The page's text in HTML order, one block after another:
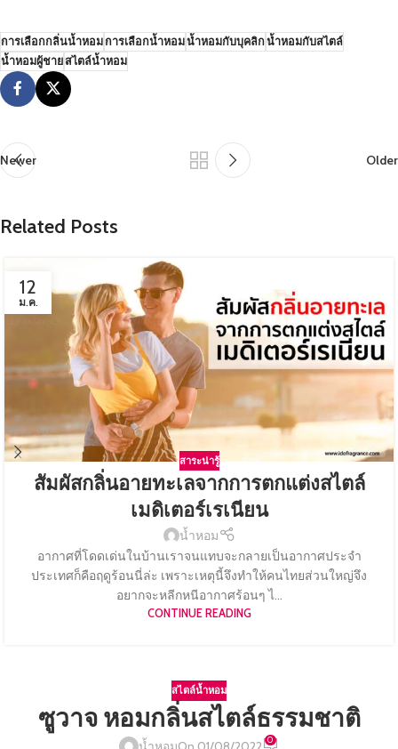
การเลือกกลิ่นน้ำหอมการเลือกน้ำหอมน้ำหอมกับบุคลิกน้ำหอมกับสไตล์
น้ำหอมผู้ชายสไตล์น้ำหอม
Newer Older
Related Posts
12
ม.ค.
สาระน่ารู้
สัมผัสกลิ่นอายทะเลจากการตกแต่งสไตล์
เมดิเตอร์เรเนียน
น้ำหอม
อากาศที่โดดเด่นในบ้านเราจนแทบจะกลายเป็นอากาศประจำ
ประเทศก็คือฤดูร้อนนี่ล่ะ เพราะเหตุนี้จึงทำให้คนไทยส่วนใหญ่จึง
อยากจะหลีกหนีอากาศร้อนๆ ไ...
CONTINUE READING
สไตล์น้ำหอม
ซูวาจ หอมกลิ่นสไตล์ธรรมชาติ
0